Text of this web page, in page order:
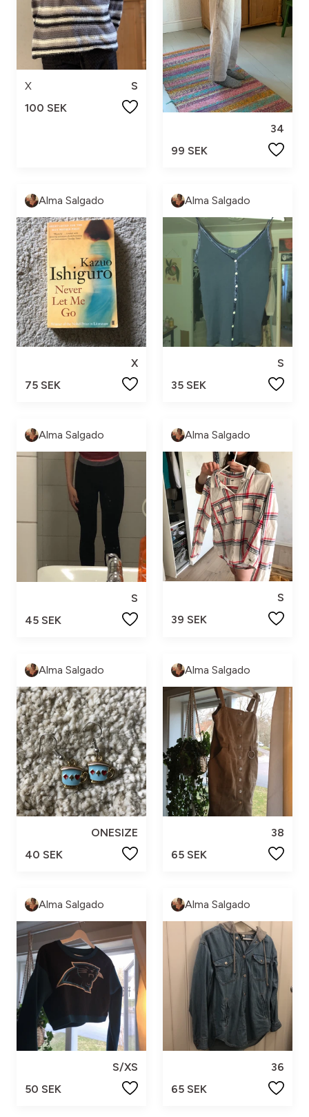
X
S
100 SEK
34
99 SEK
Alma Salgado
X
75 SEK
Alma Salgado
S
35 SEK
Alma Salgado
S
45 SEK
Alma Salgado
S
39 SEK
Alma Salgado
ONESIZE
40 SEK
Alma Salgado
38
65 SEK
Alma Salgado
S/XS
50 SEK
Alma Salgado
36
65 SEK